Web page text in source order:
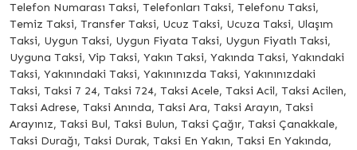
Telefon Numarası Taksi, Telefonları Taksi, Telefonu Taksi,
Temiz Taksi, Transfer Taksi, Ucuz Taksi, Ucuza Taksi, Ulaşım
Taksi, Uygun Taksi, Uygun Fiyata Taksi, Uygun Fiyatlı Taksi,
Uyguna Taksi, Vip Taksi, Yakın Taksi, Yakında Taksi, Yakındaki
Taksi, Yakınındaki Taksi, Yakınınızda Taksi, Yakınınızdaki
Taksi, Taksi 7 24, Taksi 724, Taksi Acele, Taksi Acil, Taksi Acilen,
Taksi Adrese, Taksi Anında, Taksi Ara, Taksi Arayın, Taksi
Arayınız, Taksi Bul, Taksi Bulun, Taksi Çağır, Taksi Çanakkale,
Taksi Durağı, Taksi Durak, Taksi En Yakın, Taksi En Yakında,